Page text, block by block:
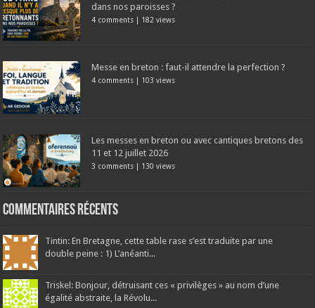
dans nos paroisses ?
4 comments | 182 views
Messe en breton : faut-il attendre la perfection ?
4 comments | 103 views
Les messes en breton ou avec cantiques bretons des
11 et 12 juillet 2026
3 comments | 130 views
Commentaires récents
Tintin: En Bretagne, cette table rase s’est traduite par une
double peine : 1) L’anéanti...
Triskel: Bonjour, détruisant ces « privilèges » au nom d’une
égalité abstraite, la Révolu...